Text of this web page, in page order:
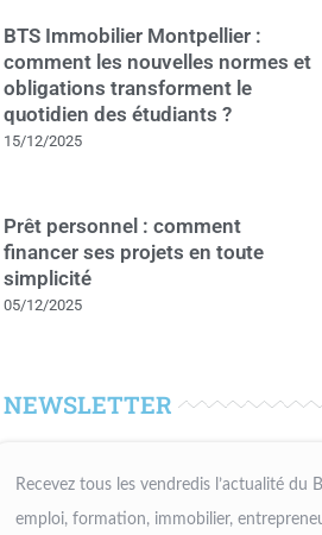
BTS Immobilier Montpellier :
comment les nouvelles normes et
obligations transforment le
quotidien des étudiants ?
15/12/2025
Prêt personnel : comment
financer ses projets en toute
simplicité
05/12/2025
NEWSLETTER
Recevez tous les vendredis l’actualité du
emploi, formation, immobilier,